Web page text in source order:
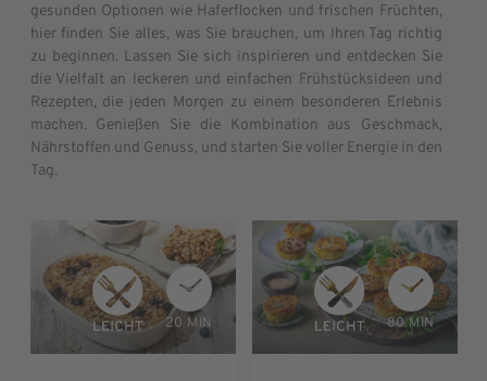
gesunden Optionen wie Haferflocken und frischen Früchten,
hier finden Sie alles, was Sie brauchen, um Ihren Tag richtig
zu beginnen. Lassen Sie sich inspirieren und entdecken Sie
die Vielfalt an leckeren und einfachen Frühstücksideen und
Rezepten, die jeden Morgen zu einem besonderen Erlebnis
machen. Genießen Sie die Kombination aus Geschmack,
Nährstoffen und Genuss, und starten Sie voller Energie in den
Tag.
20 MIN 80 MIN